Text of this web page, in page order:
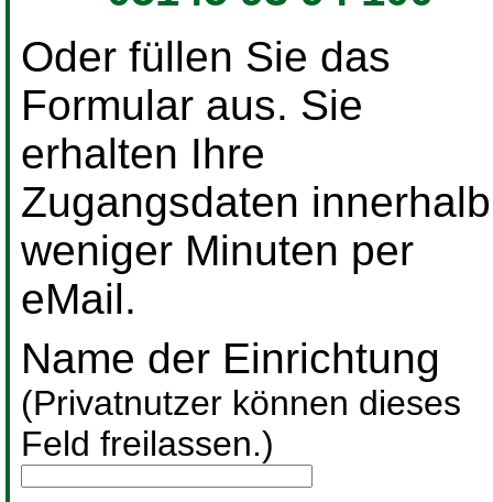
Oder füllen Sie das
Formular aus. Sie
erhalten Ihre
Zugangsdaten innerhalb
weniger Minuten per
eMail.
Name der Einrichtung
(Privatnutzer können dieses
Feld freilassen.)